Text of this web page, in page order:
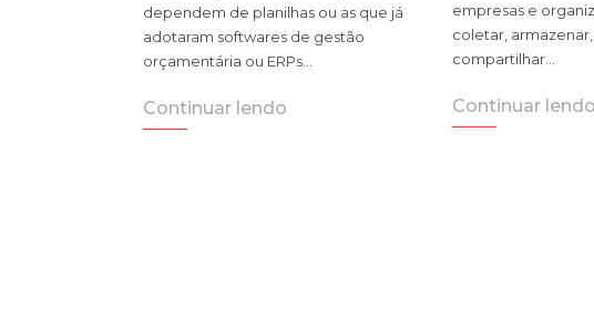
dependem de planilhas ou as que já
adotaram softwares de gestão
orçamentária ou ERPs…
Continuar lendo
empresas e
coletar,
compartilhar…
Continuar lendo